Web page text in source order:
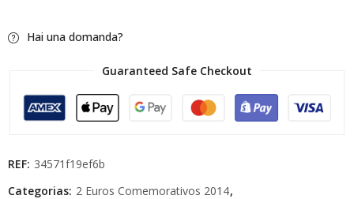
Hai una domanda?
Guaranteed Safe Checkout
REF: 34571f19ef6b
Categorias: 2 Euros Comemorativos 2014,